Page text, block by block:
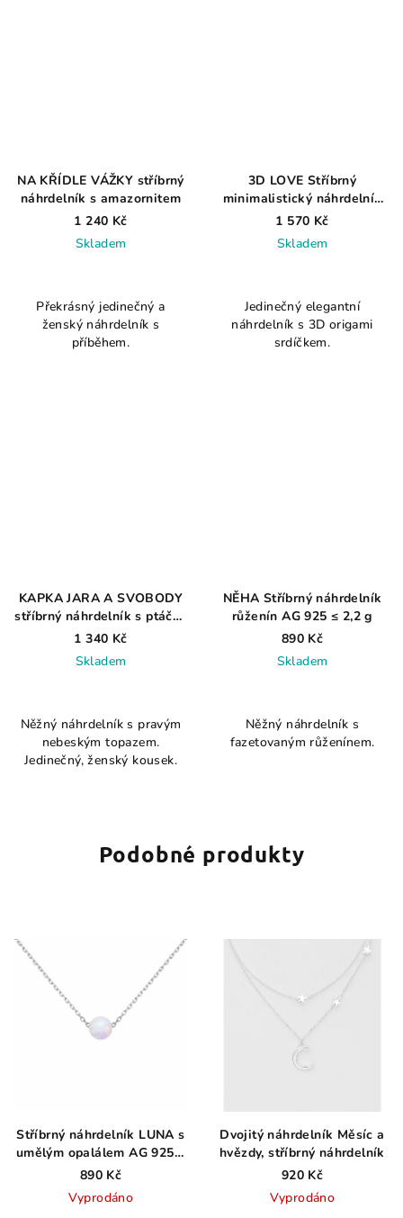
NA KŘÍDLE VÁŽKY stříbrný
náhrdelník s amazornitem
1 240 Kč
Skladem
Překrásný jedinečný a
ženský náhrdelník s
příběhem.
3D LOVE Stříbrný
minimalistický náhrdelník
Srdíčko AG 925
1 570 Kč
Skladem
Jedinečný elegantní
náhrdelník s 3D origami
srdíčkem.
KAPKA JARA A SVOBODY
stříbrný náhrdelník s ptáčky
a modrým topazem
1 340 Kč
Skladem
produktu
je
4,7
Něžný náhrdelník s pravým
nebeským topazem.
Jedinečný, ženský kousek.
NĚHA Stříbrný náhrdelník
růženín AG 925 ≤ 2,2 g
890 Kč
Skladem
Něžný náhrdelník s
fazetovaným růženínem.
Podobné produkty
Stříbrný náhrdelník LUNA s
umělým opalálem AG 925 ≤
1,4 g
890 Kč
Vyprodáno
Dvojitý náhrdelník Měsíc a
hvězdy, stříbrný náhrdelník
920 Kč
Vyprodáno